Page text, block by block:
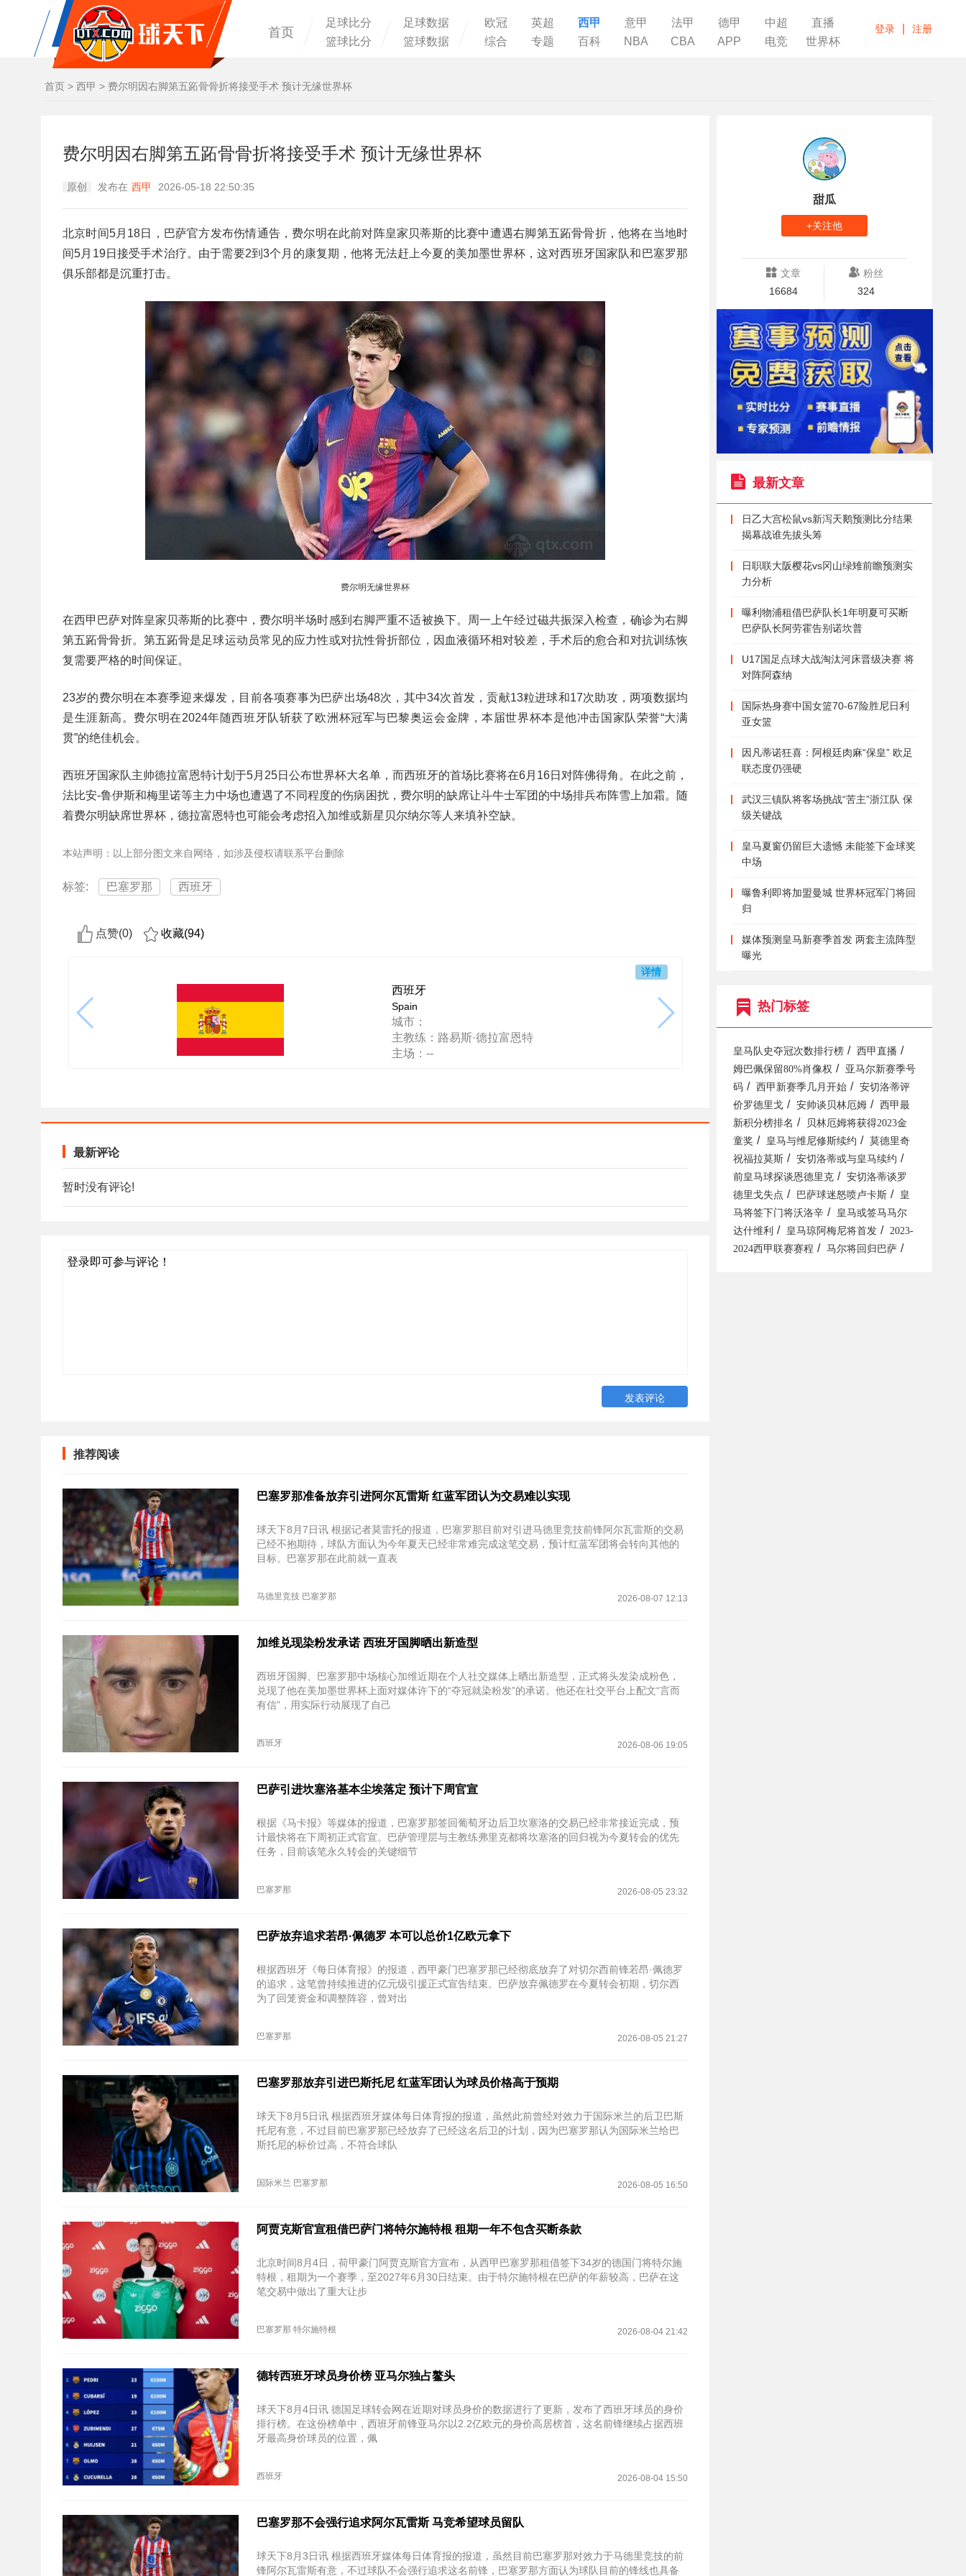
首页
足球比分
篮球比分
足球数据
篮球数据
欧冠 英超 西甲 意甲 法甲 德甲 中超
直播
综合
专题 百科 NBA CBA APP 电竞 世界杯
登录 注册
首页 > 西甲 > 费尔明因右脚第五跖骨骨折将接受手术 预计无缘世界杯
费尔明因右脚第五跖骨骨折将接受手术 预计无缘世界杯
原创 发布在 西甲 2026-05-18 22:50:35
北京时间5月18日，巴萨官方发布伤情通告，费尔明在此前对阵皇家贝蒂斯的比赛中遭遇右脚第五跖骨骨折，他将在当地时
间5月19日接受手术治疗。由于需要2到3个月的康复期，他将无法赶上今夏的美加墨世界杯，这对西班牙国家队和巴塞罗那
俱乐部都是沉重打击。
费尔明无缘世界杯
在西甲巴萨对阵皇家贝蒂斯的比赛中，费尔明半场时感到右脚严重不适被换下。周一上午经过磁共振深入检查，确诊为右脚
第五跖骨骨折。第五跖骨是足球运动员常见的应力性或对抗性骨折部位，因血液循环相对较差，手术后的愈合和对抗训练恢
复需要严格的时间保证。
23岁的费尔明在本赛季迎来爆发，目前各项赛事为巴萨出场48次，其中34次首发，贡献13粒进球和17次助攻，两项数据均
是生涯新高。费尔明在2024年随西班牙队斩获了欧洲杯冠军与巴黎奥运会金牌，本届世界杯本是他冲击国家队荣誉“大满
贯”的绝佳机会。
西班牙国家队主帅德拉富恩特计划于5月25日公布世界杯大名单，而西班牙的首场比赛将在6月16日对阵佛得角。在此之前，
法比安-鲁伊斯和梅里诺等主力中场也遭遇了不同程度的伤病困扰，费尔明的缺席让斗牛士军团的中场排兵布阵雪上加霜。随
着费尔明缺席世界杯，德拉富恩特也可能会考虑招入加维或新星贝尔纳尔等人来填补空缺。
本站声明：以上部分图文来自网络，如涉及侵权请联系平台删除
标签: 巴塞罗那 西班牙
点赞(0) 收藏(94)
详情
西班牙
Spain
城市：
主教练：路易斯·德拉富恩特
主场：--
最新评论
暂时没有评论!
登录即可参与评论！
推荐阅读
巴塞罗那准备放弃引进阿尔瓦雷斯 红蓝军团认为交易难以实现
球天下8月7日讯 根据记者莫雷托的报道，巴塞罗那目前对引进马德里竞技前锋阿尔瓦雷斯的交易
已经不抱期待，球队方面认为今年夏天已经非常难完成这笔交易，预计红蓝军团将会转向其他的
目标。巴塞罗那在此前就一直表
马德里竞技 巴塞罗那 2026-08-07 12:13
加维兑现染粉发承诺 西班牙国脚晒出新造型
西班牙国脚、巴塞罗那中场核心加维近期在个人社交媒体上晒出新造型，正式将头发染成粉色，
兑现了他在美加墨世界杯上面对媒体许下的“夺冠就染粉发”的承诺。他还在社交平台上配文“言而
有信”，用实际行动展现了自己
西班牙 2026-08-06 19:05
巴萨引进坎塞洛基本尘埃落定 预计下周官宣
根据《马卡报》等媒体的报道，巴塞罗那签回葡萄牙边后卫坎塞洛的交易已经非常接近完成，预
计最快将在下周初正式官宣。巴萨管理层与主教练弗里克都将坎塞洛的回归视为今夏转会的优先
任务，目前该笔永久转会的关键细节
巴塞罗那 2026-08-05 23:32
巴萨放弃追求若昂·佩德罗 本可以总价1亿欧元拿下
根据西班牙《每日体育报》的报道，西甲豪门巴塞罗那已经彻底放弃了对切尔西前锋若昂·佩德罗
的追求，这笔曾持续推进的亿元级引援正式宣告结束。巴萨放弃佩德罗在今夏转会初期，切尔西
为了回笼资金和调整阵容，曾对出
巴塞罗那 2026-08-05 21:27
巴塞罗那放弃引进巴斯托尼 红蓝军团认为球员价格高于预期
球天下8月5日讯 根据西班牙媒体每日体育报的报道，虽然此前曾经对效力于国际米兰的后卫巴斯
托尼有意，不过目前巴塞罗那已经放弃了已经这名后卫的计划，因为巴塞罗那认为国际米兰给巴
斯托尼的标价过高，不符合球队
国际米兰 巴塞罗那 2026-08-05 16:50
阿贾克斯官宣租借巴萨门将特尔施特根 租期一年不包含买断条款
北京时间8月4日，荷甲豪门阿贾克斯官方宣布，从西甲巴塞罗那租借签下34岁的德国门将特尔施
特根，租期为一个赛季，至2027年6月30日结束。由于特尔施特根在巴萨的年薪较高，巴萨在这
笔交易中做出了重大让步
巴塞罗那 特尔施特根 2026-08-04 21:42
德转西班牙球员身价榜 亚马尔独占鳌头
球天下8月4日讯 德国足球转会网在近期对球员身价的数据进行了更新，发布了西班牙球员的身价
排行榜。在这份榜单中，西班牙前锋亚马尔以2.2亿欧元的身价高居榜首，这名前锋继续占据西班
牙最高身价球员的位置，佩
西班牙 2026-08-04 15:50
巴塞罗那不会强行追求阿尔瓦雷斯 马竞希望球员留队
球天下8月3日讯 根据西班牙媒体每日体育报的报道，虽然目前巴塞罗那对效力于马德里竞技的前
锋阿尔瓦雷斯有意，不过球队不会强行追求这名前锋，巴塞罗那方面认为球队目前的锋线也具备
甜瓜
+关注他
文章
16684
粉丝
324
最新文章
日乙大宫松鼠vs新泻天鹅预测比分结果
揭幕战谁先拔头筹
日职联大阪樱花vs冈山绿雉前瞻预测实
力分析
曝利物浦租借巴萨队长1年明夏可买断
巴萨队长阿劳霍告别诺坎普
U17国足点球大战淘汰河床晋级决赛 将
对阵阿森纳
国际热身赛中国女篮70-67险胜尼日利
亚女篮
因凡蒂诺狂喜：阿根廷肉麻“保皇” 欧足
联态度仍强硬
武汉三镇队将客场挑战“苦主”浙江队 保
级关键战
皇马夏窗仍留巨大遗憾 未能签下金球奖
中场
曝鲁利即将加盟曼城 世界杯冠军门将回
归
媒体预测皇马新赛季首发 两套主流阵型
曝光
热门标签
皇马队史夺冠次数排行榜 / 西甲直播 /
姆巴佩保留80%肖像权 /
亚马尔新赛季号
码 / 西甲新赛季几月开始 /
安切洛蒂评
价罗德里戈 / 安帅谈贝林厄姆 /
西甲最
新积分榜排名 /
贝林厄姆将获得2023金
童奖 / 皇马与维尼修斯续约 /
莫德里奇
祝福拉莫斯 / 安切洛蒂或与皇马续约 /
前皇马球探谈恩德里克 /
安切洛蒂谈罗
德里戈失点 / 巴萨球迷怒喷卢卡斯 /
皇
马将签下门将沃洛辛 /
皇马或签马马尔
达什维利 / 皇马琼阿梅尼将首发 /
2023-
2024西甲联赛赛程 / 马尔将回归巴萨 /